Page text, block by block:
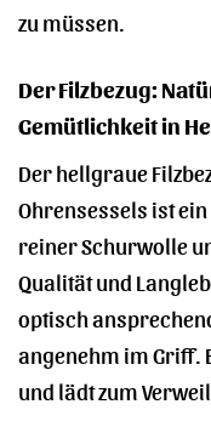
zu müssen.
Der Filzbezug:
Gemütlichkeit in
Der hellgraue
Ohrensessels ist
reiner Schurwolle
Qualität und
optisch
angenehm im Griff.
und lädt zum